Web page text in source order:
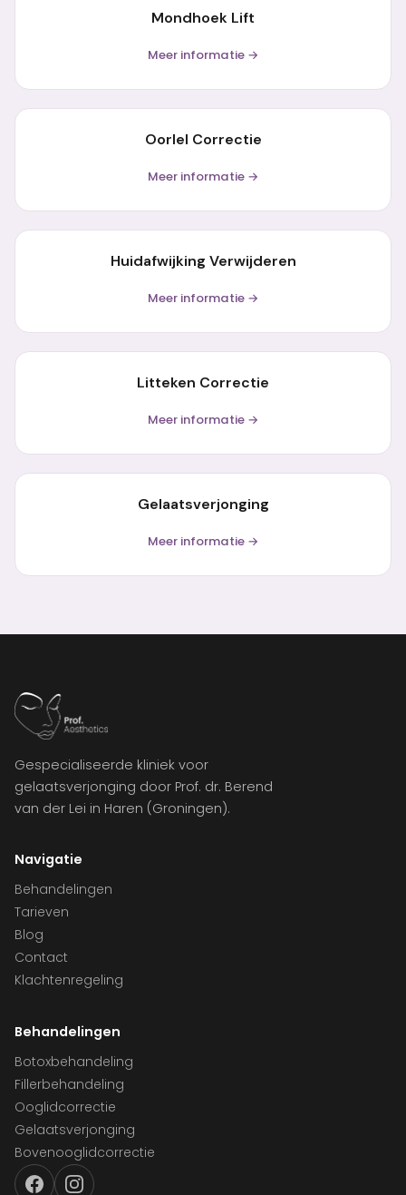
Mondhoek Lift
Meer informatie →
Oorlel Correctie
Meer informatie →
Huidafwijking Verwijderen
Meer informatie →
Litteken Correctie
Meer informatie →
Gelaatsverjonging
Meer informatie →
Gespecialiseerde kliniek voor
gelaatsverjonging door Prof. dr. Berend
van der Lei in Haren (Groningen).
Navigatie
Behandelingen
Tarieven
Blog
Contact
Klachtenregeling
Behandelingen
Botoxbehandeling
Fillerbehandeling
Ooglidcorrectie
Gelaatsverjonging
Bovenooglidcorrectie